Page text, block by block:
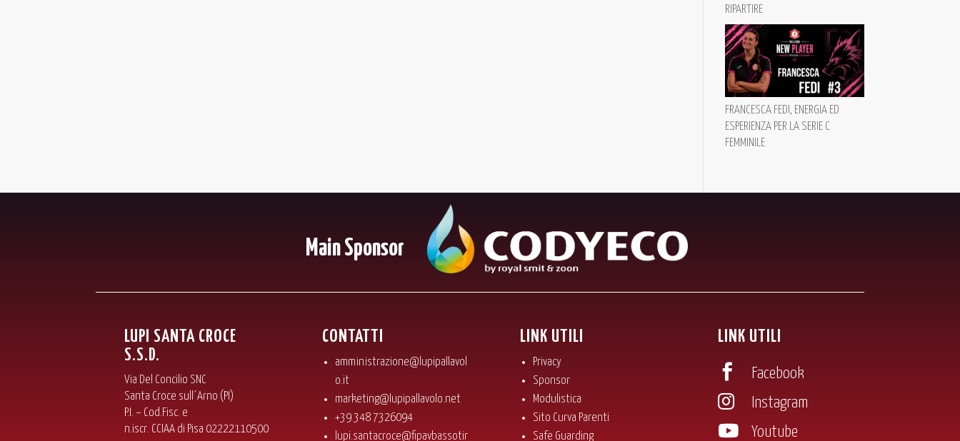
RIPARTIRE
FRANCESCA FEDI, ENERGIA ED
ESPERIENZA PER LA SERIE C
FEMMINILE
Main Sponsor
LUPI SANTA CROCE
S.S.D.
Via Del Concilio SNC
Santa Croce sull´Arno (PI)
P.I. – Cod.Fisc. e
n.iscr. CCIAA di Pisa 02222110500
CONTATTI
amministrazione@lupipallavol
o.it
marketing@lupipallavolo.net
+39 348 7326094
lupi.santacroce@fipavbassotir
LINK UTILI
Privacy
Sponsor
Modulistica
Sito Curva Parenti
Safe Guarding
LINK UTILI
 Facebook
 Instagram
 Youtube